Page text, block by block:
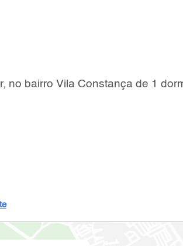
no bairro Vila Constança de 1